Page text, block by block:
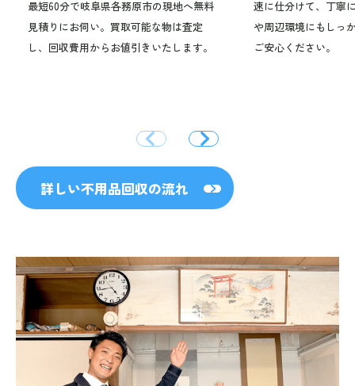
最短60分で岐阜県各務原市の現地へ無料
見積りにお伺い。買取可能な物は査定
し、回収費用からお値引きいたします。
速に仕分けて、丁寧
や周辺環境にもしっ
ご安心ください。
詳しい不用品回収の流れ